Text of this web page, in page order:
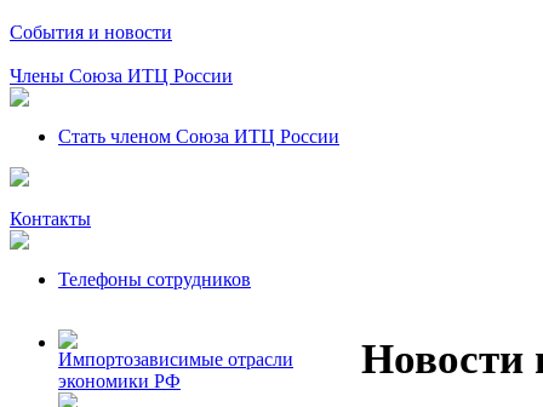
События и новости
Члены Союза ИТЦ России
Стать членом Союза ИТЦ России
Контакты
Телефоны сотрудников
Импортозависимые отрасли
экономики РФ
Новости